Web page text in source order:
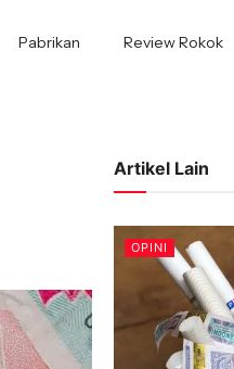
Pabrikan Review Rokok
Artikel Lain
OPINI